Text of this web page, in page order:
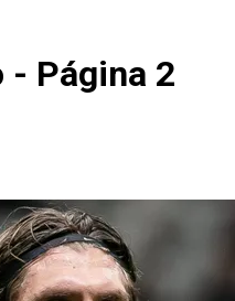
Página 2